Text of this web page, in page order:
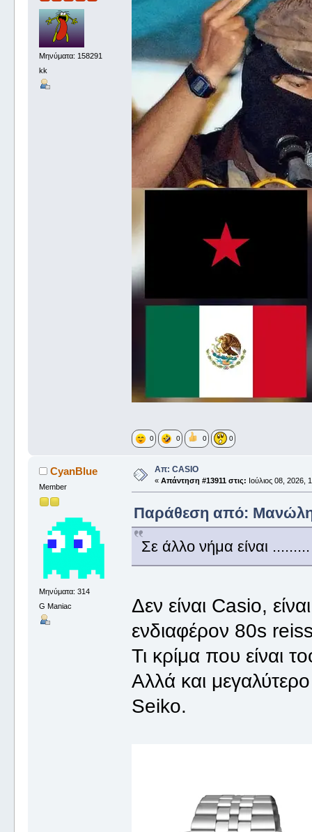
Μηνύματα: 158291
kk
0 0 0 0
CyanBlue
Member
Μηνύματα: 314
G Maniac
Απ: CASIO
« Απάντηση #13911 στις: Ιούλιος 08, 2026,
Παράθεση από: Μανώλης
Σε άλλο νήμα είναι .........
Δεν είναι Casio,
ενδιαφέρον 80s
Τι κρίμα που είναι
Αλλά και
Seiko.